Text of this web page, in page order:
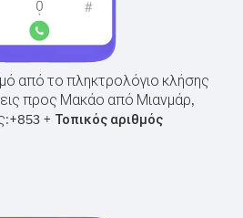
από το πληκτρολόγιο κλήσης
προς Μακάο από Μιανμάρ,
+853 + Τοπικός αριθμός